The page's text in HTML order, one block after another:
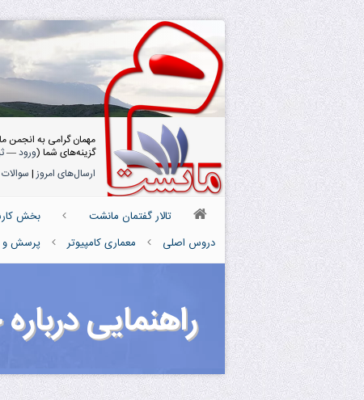
مهمان گرامی به انجمن
گزینه‌های شما (ورود—
ارسال‌های امروز|
تالار گفتمان مانشت
بخش
دروس اصلی
معماری کامپیوتر پرسش و
راهنمایی